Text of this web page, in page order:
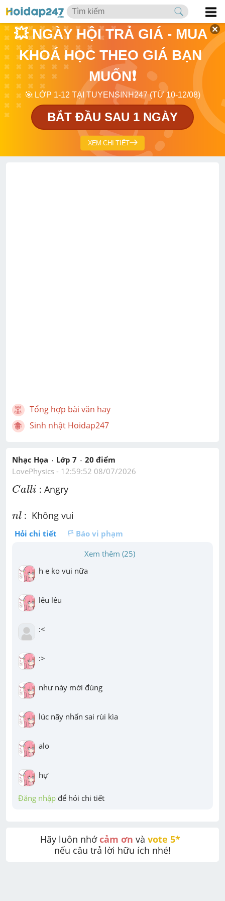
💥 NGÀY HỘI TRẢ GIÁ - MUA
KHOÁ HỌC THEO GIÁ BẠN
MUỐN❗
🎯 LỚP 1-12 TẠI TUYENSINH247 (TỪ 10-12/08)
BẮT ĐẦU SAU 1 NGÀY
XEM CHI TIẾT
Tổng hợp bài văn hay
Sinh nhật Hoidap247
Nhạc Họa Lớp 7 20 điểm
LovePhysics - 12:59:52 08/07/2026
Calli
Calli : Angry
nl
nl :  Không vui
Hỏi chi tiết
Báo vi phạm
Xem thêm (25)
h e ko vui nữa
lêu lêu
:<
:>
như này mới đúng
lúc nãy nhấn sai rùi kìa
alo
hự
Đăng nhập để hỏi chi tiết
Hãy luôn nhớ cảm ơn và vote 5*
nếu câu trả lời hữu ích nhé!